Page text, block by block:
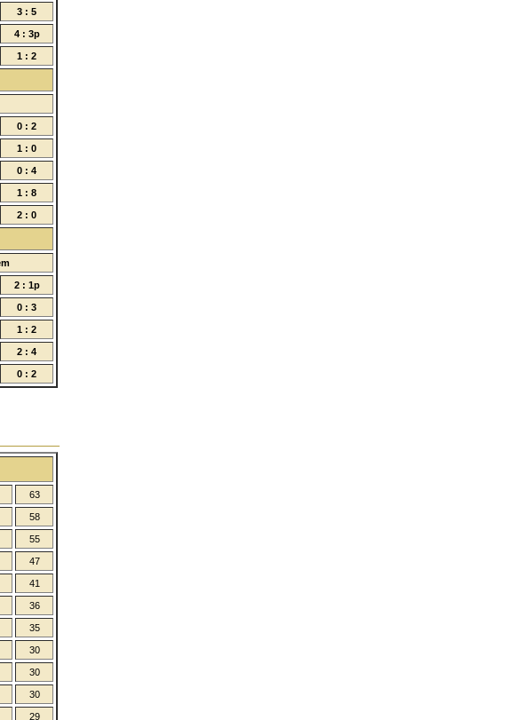
3 : 5
4 : 3p
1 : 2
0 : 2
1 : 0
0 : 4
1 : 8
2 : 0
2 : 1p
0 : 3
1 : 2
2 : 4
0 : 2
63
58
55
47
41
36
35
30
30
30
29